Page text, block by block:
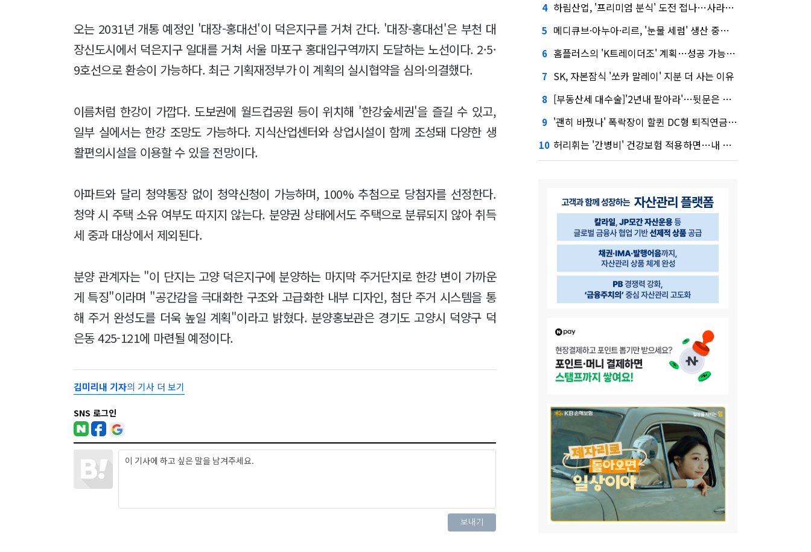
오는 2031년 개통 예정인 '대장-홍대선'이 덕은지구를 거쳐 간다. '대장-홍대선'은 부천 대
장신도시에서 덕은지구 일대를 거쳐 서울 마포구 홍대입구역까지 도달하는 노선이다. 2·5·
9호선으로 환승이 가능하다. 최근 기획재정부가 이 계획의 실시협약을 심의·의결했다.
이름처럼 한강이 가깝다. 도보권에 월드컵공원 등이 위치해 '한강숲세권'을 즐길 수 있고,
일부 실에서는 한강 조망도 가능하다. 지식산업센터와 상업시설이 함께 조성돼 다양한 생
활편의시설을 이용할 수 있을 전망이다.
아파트와 달리 청약통장 없이 청약신청이 가능하며, 100% 추첨으로 당첨자를 선정한다.
청약 시 주택 소유 여부도 따지지 않는다. 분양권 상태에서도 주택으로 분류되지 않아 취득
세 중과 대상에서 제외된다.
분양 관계자는 "이 단지는 고양 덕은지구에 분양하는 마지막 주거단지로 한강 변이 가까운
게 특징"이라며 "공간감을 극대화한 구조와 고급화한 내부 디자인, 첨단 주거 시스템을 통
해 주거 완성도를 더욱 높일 계획"이라고 밝혔다. 분양홍보관은 경기도 고양시 덕양구 덕
은동 425-121에 마련될 예정이다.
김미리내 기자의 기사 더 보기
SNS 로그인
4 하림산업, '프리미엄 분식' 도전 접나…사라진 '멜팅피스'
5 메디큐브·아누아·리르, '눈물 세럼' 생산 중단한다
6 홈플러스의 'K트레이더조' 계획…성공 가능성은 '글쎄'
7 SK, 자본잠식 '쏘카 말레이' 지분 더 사는 이유
8 [부동산세 대수술]'2년내 팔아라'…뒷문은 열었다
9 '괜히 바꿨나' 폭락장이 할퀸 DC형 퇴직연금…전문가 조언은
10 허리휘는 '간병비' 건강보험 적용하면…내 간병보험은?